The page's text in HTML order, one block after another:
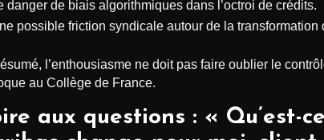
danger de biais algorithmiques dans l’octroi de crédits.
possible friction syndicale autour de la
l’enthousiasme ne doit pas faire oublier le
au Collège de France.
aux questions : «